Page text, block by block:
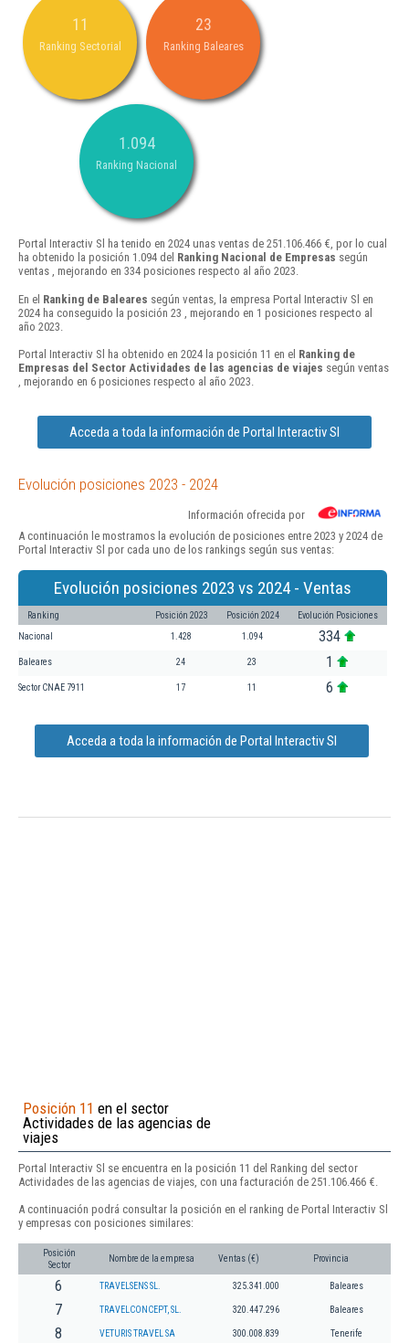
11
Ranking Sectorial
23
Ranking Baleares
1.094
Ranking Nacional
Portal Interactiv Sl ha tenido en 2024 unas ventas de 251.106.466 €, por lo cual
ha obtenido la posición 1.094 del Ranking Nacional de Empresas según
ventas , mejorando en 334 posiciones respecto al año 2023.
En el Ranking de Baleares según ventas, la empresa Portal Interactiv Sl en
2024 ha conseguido la posición 23 , mejorando en 1 posiciones respecto al
año 2023.
Portal Interactiv Sl ha obtenido en 2024 la posición 11 en el Ranking de
Empresas del Sector Actividades de las agencias de viajes según ventas
, mejorando en 6 posiciones respecto al año 2023.
Acceda a toda la información de Portal Interactiv Sl
Evolución posiciones 2023 - 2024
Información ofrecida por
A continuación le mostramos la evolución de posiciones entre 2023 y 2024 de
Portal Interactiv Sl por cada uno de los rankings según sus ventas:
Evolución posiciones 2023 vs 2024 - Ventas
Ranking Posición 2023 Posición 2024 Evolución Posiciones
Nacional 1.428 1.094 334
Baleares 24 23 1
Sector CNAE 7911 17 11 6
Acceda a toda la información de Portal Interactiv Sl
Posición 11 en el sector
Actividades de las agencias de
viajes
Portal Interactiv Sl se encuentra en la posición 11 del Ranking del sector
Actividades de las agencias de viajes, con una facturación de 251.106.466 €.
A continuación podrá consultar la posición en el ranking de Portal Interactiv Sl
y empresas con posiciones similares:
Posición
Sector
Nombre de la empresa Ventas (€) Provincia
6 TRAVELSENS SL. 325.341.000 Baleares
7 TRAVELCONCEPT, SL. 320.447.296 Baleares
8 VETURIS TRAVEL SA 300.008.839 Tenerife